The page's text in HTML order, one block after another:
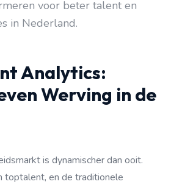
voor beter talent en
in Nederland.
Analytics:
Werving in de
is dynamischer dan ooit.
toptalent, en de traditionele